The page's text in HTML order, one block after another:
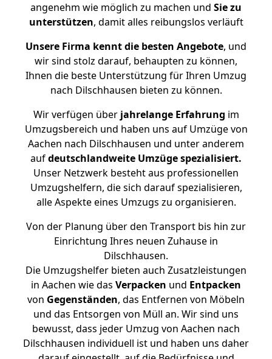
angenehm wie möglich zu machen und Sie zu
unterstützen, damit alles reibungslos verläuft
Unsere Firma kennt die besten Angebote, und
wir sind stolz darauf, behaupten zu können,
Ihnen die beste Unterstützung für Ihren Umzug
nach Dilschhausen bieten zu können.
Wir verfügen überjahrelange Erfahrung im
Umzugsbereich und haben uns auf Umzüge von
Aachen nach Dilschhausen und unter anderem
aufdeutschlandweite Umzüge spezialisiert.
Unser Netzwerk besteht aus professionellen
Umzugshelfern, die sich darauf spezialisieren,
alle Aspekte eines Umzugs zu organisieren.
Von der Planung über den Transport bis hin zur
Einrichtung Ihres neuen Zuhause in
Dilschhausen.
Die Umzugshelfer bieten auch Zusatzleistungen
in Aachen wie das Verpacken und Entpacken
von Gegenständen, das Entfernen von Möbeln
und das Entsorgen von Müll an. Wir sind uns
bewusst, dass jeder Umzug von Aachen nach
Dilschhausen individuell ist und haben uns daher